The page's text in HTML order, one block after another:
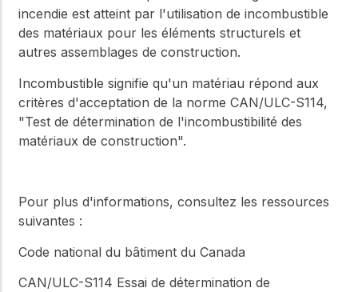
incendie est atteint par l'utilisation de incombustible
des matériaux pour les éléments structurels et
autres assemblages de construction.
Incombustible signifie qu'un matériau répond aux
critères d'acceptation de la norme CAN/ULC-S114,
"Test de détermination de l'incombustibilité des
matériaux de construction".
Pour plus d'informations, consultez les ressources
suivantes :
Code national du bâtiment du Canada
CAN/ULC-S114 Essai de détermination de